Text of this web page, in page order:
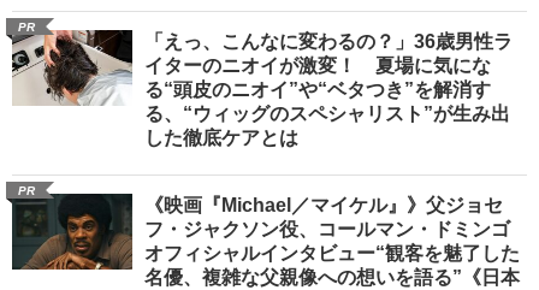
PR
「えっ、こんなに変わるの？」36歳男性ラ
イターのニオイが激変！ 夏場に気にな
る“頭皮のニオイ”や“ベタつき”を解消す
る、“ウィッグのスペシャリスト”が生み出
した徹底ケアとは
PR
《映画『Michael／マイケル』》父ジョセ
フ・ジャクソン役、コールマン・ドミンゴ
オフィシャルインタビュー“観客を魅了した
名優、複雑な父親像への想いを語る”《日本